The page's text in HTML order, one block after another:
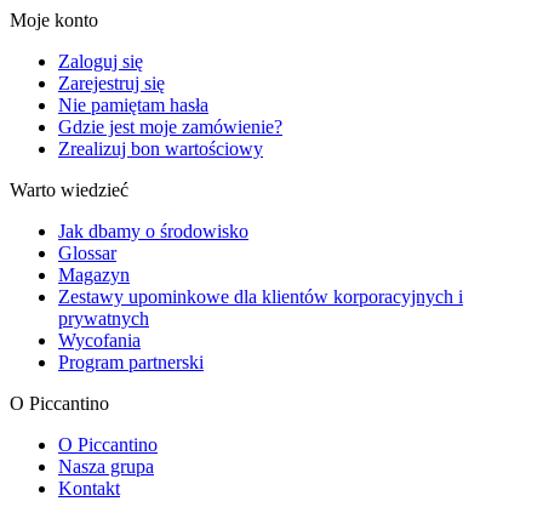
Moje konto
Zaloguj się
Zarejestruj się
Nie pamiętam hasła
Gdzie jest moje zamówienie?
Zrealizuj bon wartościowy
Warto wiedzieć
Jak dbamy o środowisko
Glossar
Magazyn
Zestawy upominkowe dla klientów korporacyjnych i
prywatnych
Wycofania
Program partnerski
O Piccantino
O Piccantino
Nasza grupa
Kontakt